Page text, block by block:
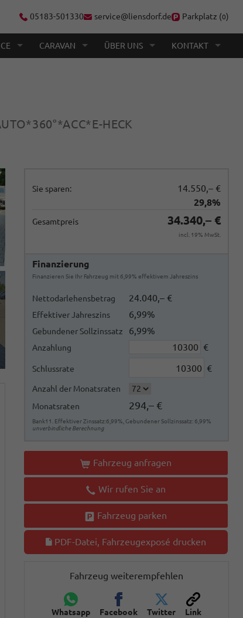
05183-501330 service@liensdorf.de Parkplatz (0)
CARAVAN ÜBER UNS KONTAKT
HECK
Sie sparen:
14.550,– €
29,8%
Gesamtpreis 34.340,– €
incl. 19% MwSt.
Finanzierung
Finanzieren Sie Ihr Fahrzeug mit 6,99% effektivem Jahreszins
Nettodarlehensbetrag 24.040,– €
Effektiver Jahreszins 6,99%
Gebundener Sollzinssatz 6,99%
Anzahlung €
Schlussrate €
Anzahl der Monatsraten
Monatsraten
294,– €
Bank11. Effektiver Zinssatz:6,99%, Gebundener Sollzinssatz: 6,99%
unverbindliche Berechnung
Fahrzeug anfragen
Wir rufen Sie an
Fahrzeug parken
PDF-Datei, Fahrzeugexposé drucken
Fahrzeug weiterempfehlen
Whatsapp Facebook Twitter Link